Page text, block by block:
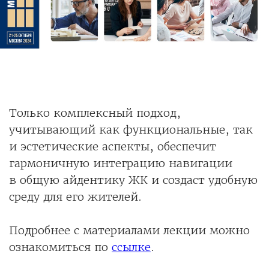
Только комплексный подход,
учитывающий как функциональные, так
и эстетические аспекты, обеспечит
гармоничную интеграцию навигации
в общую айдентику ЖК и создаст удобную
среду для его жителей.
Подробнее с материалами лекции можно
ознакомиться по ссылке.